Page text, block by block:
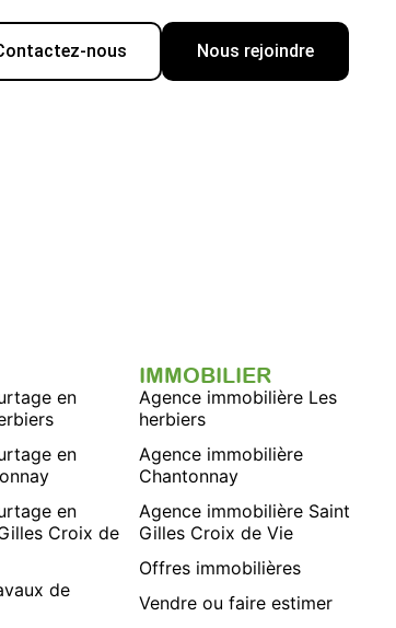
nous Nous rejoindre
en
en
en
Croix de
de
IMMOBILIER
Agence immobilière Les
herbiers
Agence immobilière
Chantonnay
Agence immobilière Saint
Gilles Croix de Vie
Offres immobilières
Vendre ou faire estimer